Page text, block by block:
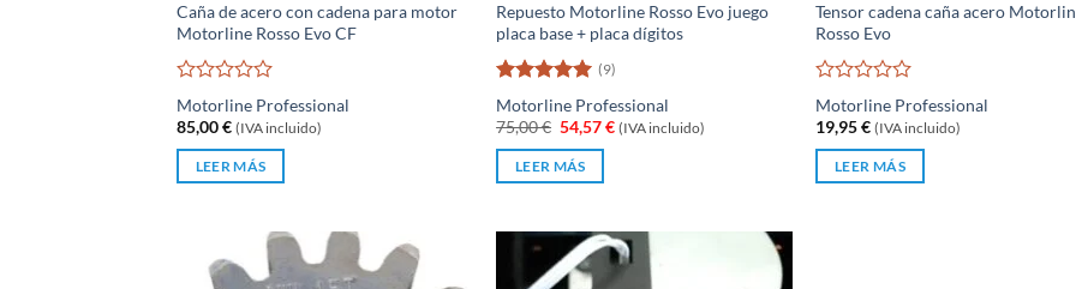
Caña de acero con cadena para motor
Motorline Rosso Evo CF
Valorado
con
0
de
Motorline Professional
85,00€ (IVA incluido)
LEER MÁS
Repuesto Motorline Rosso Evo juego
placa base + placa dígitos
Valorado
con5 de 5
(9)
Motorline Professional
75,00€ El
precio
original
era:
54,57€El
precio
(IVA incluido)
LEER MÁS
Tensor cadena caña acero
Rosso Evo
Valorado
con
0
de
Motorline Professional
19,95€ (IVA incluido)
LEER MÁS